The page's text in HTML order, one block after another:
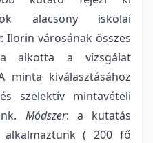
alacsony iskolai
: Ilorin városának összes
alkotta a vizsgálat
minta kiválasztásához
szelektív mintavételi
Módszer: a kutatás
alkalmaztunk ( 200 fő